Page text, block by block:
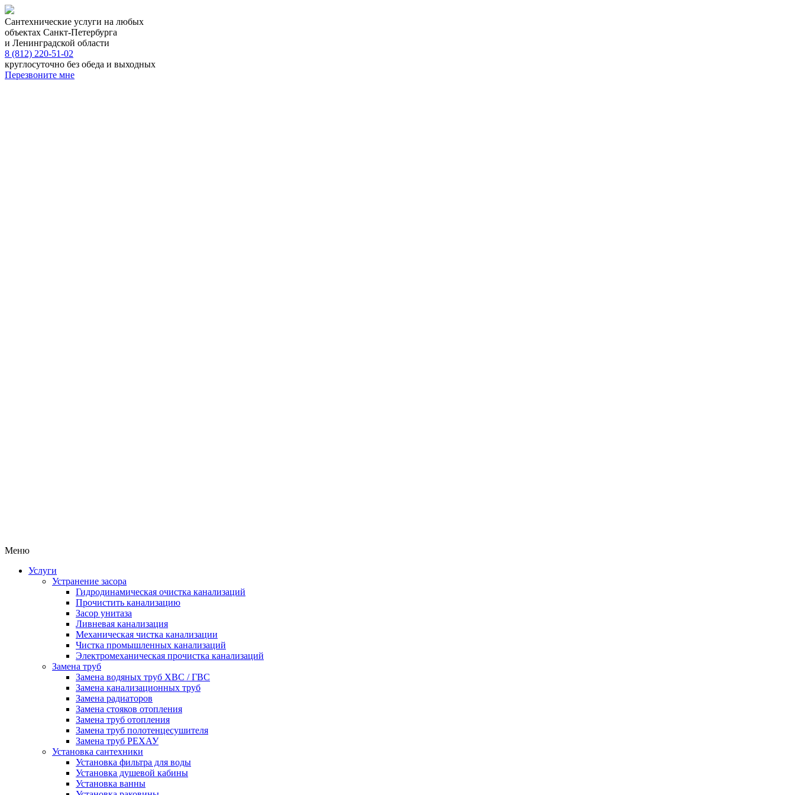
Сантехнические услуги на любых
объектах Санкт-Петербурга
и Ленинградской области
8 (812) 220-51-02
круглосуточно без обеда и выходных
Перезвоните мне
Меню
Услуги
Устранение засора
Гидродинамическая очистка канализаций
Прочистить канализацию
Засор унитаза
Ливневая канализация
Механическая чистка канализации
Чистка промышленных канализаций
Электромеханическая прочистка канализаций
Замена труб
Замена водяных труб ХВС / ГВС
Замена канализационных труб
Замена радиаторов
Замена стояков отопления
Замена труб отопления
Замена труб полотенцесушителя
Замена труб РЕХАУ
Установка сантехники
Установка фильтра для воды
Установка душевой кабины
Установка ванны